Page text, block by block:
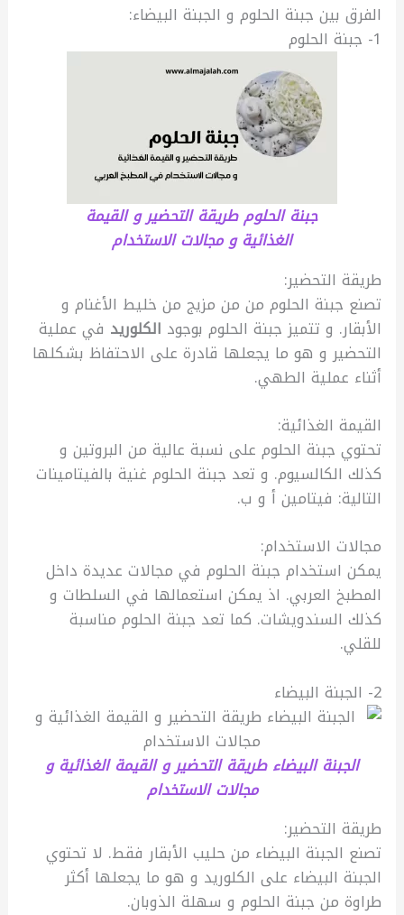
الفرق بين جبنة الحلوم و الجبنة البيضاء:
1- جبنة الحلوم
جبنة الحلوم طريقة التحضير و القيمة
الغذائية و مجالات الاستخدام
طريقة التحضير:
تصنع جبنة الحلوم من من مزيج من خليط الأغنام و
الأبقار. و تتميز جبنة الحلوم بوجود الكلوريد في عملية
التحضير و هو ما يجعلها قادرة على الاحتفاظ بشكلها
أثناء عملية الطهي.
القيمة الغذائية:
تحتوي جبنة الحلوم على نسبة عالية من البروتين و
كذلك الكالسيوم. و تعد جبنة الحلوم غنية بالفيتامينات
التالية: فيتامين أ و ب.
مجالات الاستخدام:
يمكن استخدام جبنة الحلوم في مجالات عديدة داخل
المطبخ العربي. اذ يمكن استعمالها في السلطات و
كذلك السندويشات. كما تعد جبنة الحلوم مناسبة
للقلي.
2- الجبنة البيضاء
الجبنة البيضاء طريقة التحضير و القيمة الغذائية و
مجالات الاستخدام
طريقة التحضير:
تصنع الجبنة البيضاء من حليب الأبقار فقط. لا تحتوي
الجبنة البيضاء على الكلوريد و هو ما يجعلها أكثر
طراوة من جبنة الحلوم و سهلة الذوبان.